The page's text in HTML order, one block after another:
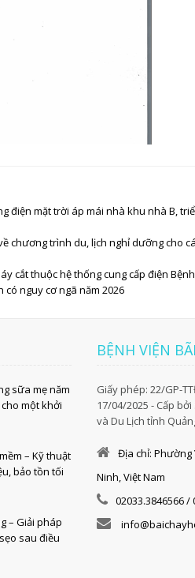
điện mặt trời áp mái nhà khu nhà B,
chương trình du, lịch nghỉ dưỡng cho
cắt thuộc hệ thống cung cấp điện
nguy cơ ngã năm 2026
sữa mẹ năm
một khởi
– Kỹ thuật
bảo tồn tối
– Giải pháp
sau điều
BỆNH VIỆN
Giấy phép: 22/GP-
17/04/2025 - Cấp
và Du Lịch tỉnh
Địa chỉ: Phường
Ninh, Việt Nam
02033.3846566 /